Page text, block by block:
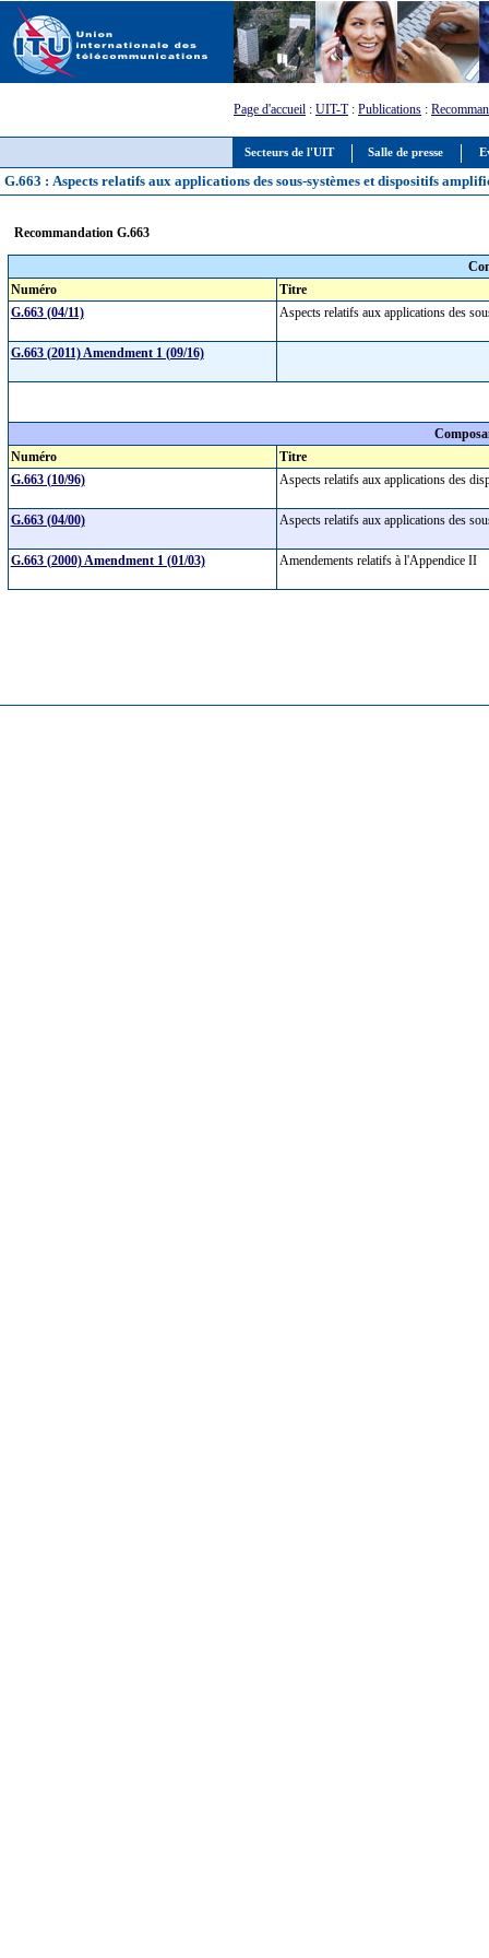
Secteurs de l'UIT Salle de presse
Page d'accueil : UIT-T: Publications :
G.663 : Aspects relatifs aux applications des sous-systèmes et dispositifs
Recommandation G.663
Numéro
Titre
G.663 (04/11)
Aspects relatifs aux applications des
G.663 (2011) Amendment 1 (09/16)
Numéro
Titre
G.663 (10/96)
Aspects relatifs aux applications des
G.663 (04/00) Aspects relatifs aux applications des
G.663 (2000) Amendment 1 (01/03) Amendements relatifs à l'Appendice II